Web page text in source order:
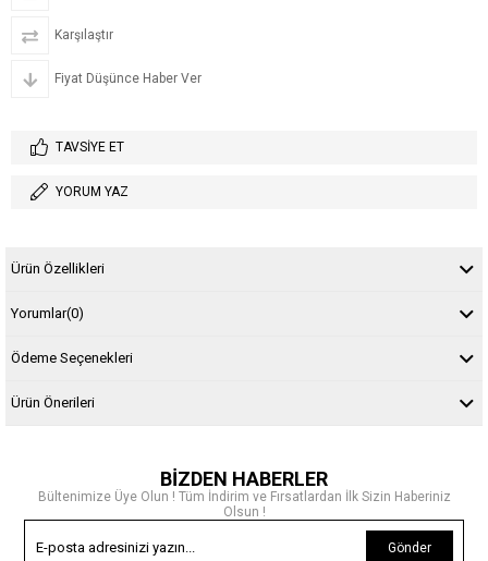
Karşılaştır
Fiyat Düşünce Haber Ver
TAVSIYE ET
YORUM YAZ
Ürün Özellikleri
Yorumlar(0)
Ödeme Seçenekleri
Ürün Önerileri
BİZDEN HABERLER
Bültenimize Üye Olun ! Tüm İndirim ve Fırsatlardan İlk Sizin Haberiniz
Olsun !
Gönder